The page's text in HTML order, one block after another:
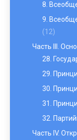
8.
9.
(12)
Часть III.
28.
29.
30.
31.
32.
Часть IV.